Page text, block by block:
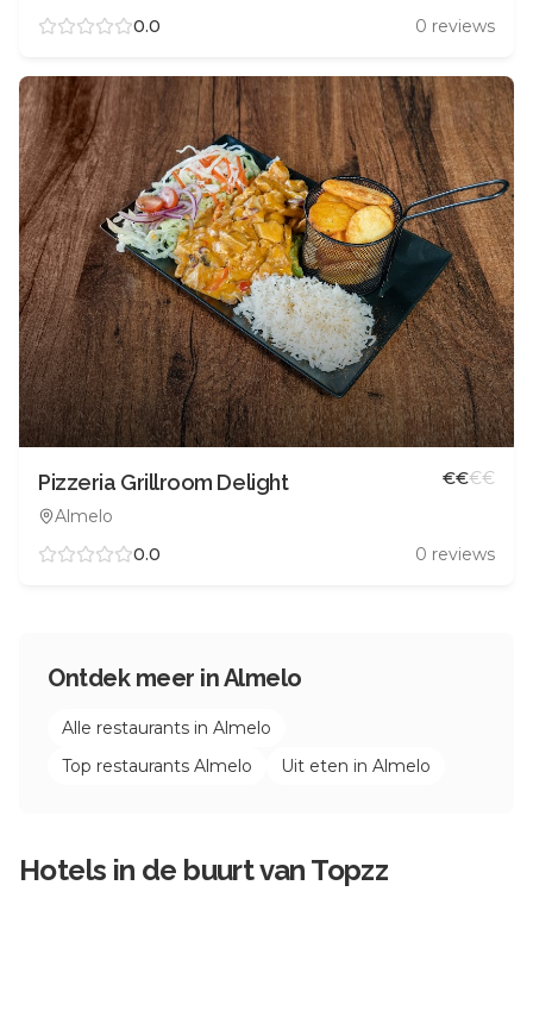
0.0 0 reviews
Pizzeria Grillroom Delight
Almelo
€€€€
0.0 0 reviews
Ontdek meer inAlmelo
Alle restaurants in Almelo
Top restaurants Almelo Uit eten in Almelo
Hotels in de buurt van Topzz